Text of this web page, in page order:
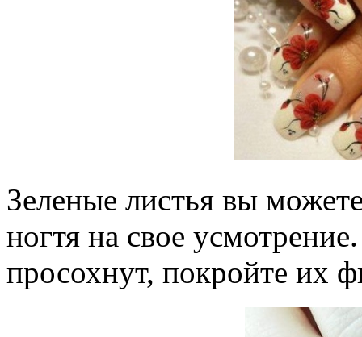
Зеленые листья вы
ногтя на свое
просохнут, покройте их